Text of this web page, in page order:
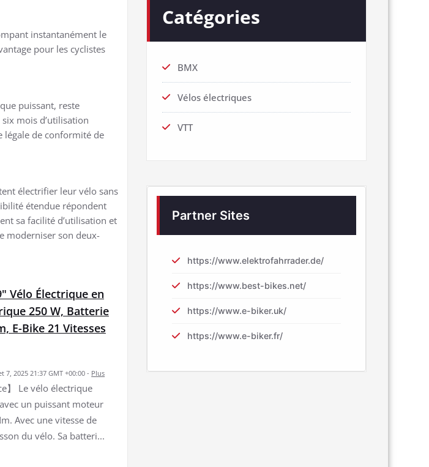
instantanément le
pour les cyclistes
puissant, reste
mois d’utilisation
légale de conformité de
électrifier leur vélo sans
étendue répondent
sa facilité d’utilisation et
moderniser son deux-
Vélo Électrique en
250 W, Batterie
E-Bike 21 Vitesses
7, 2025 21:37 GMT +00:00 - Plus
】 Le vélo électrique
un puissant moteur
Avec une vitesse de
du vélo. Sa batteri...
Catégories
BMX
Vélos électriques
VTT
Partner Sites
https://www.elektrofahrrader.de/
https://www.best-bikes.net/
https://www.e-biker.uk/
https://www.e-biker.fr/